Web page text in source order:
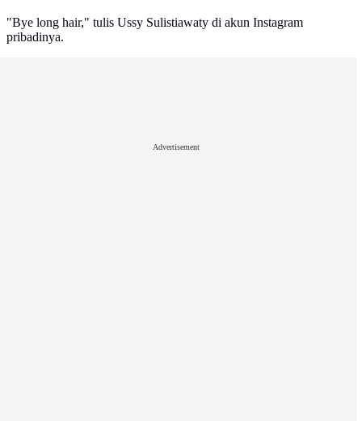
"Bye long hair," tulis Ussy Sulistiawaty di akun Instagram
pribadinya.
Advertisement